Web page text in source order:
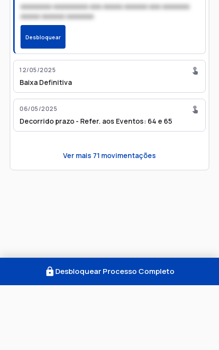
xxxxxxxx xxxxxxxxx xxx xxxxx xxxxxx xxx xxxxxxx
xxxxx xxxxxx xxxxxxx
Desbloquear
12/05/2025
Baixa Definitiva
06/05/2025
Decorrido prazo - Refer. aos Eventos: 64 e 65
Ver mais 71 movimentações
Desbloquear Processo Completo